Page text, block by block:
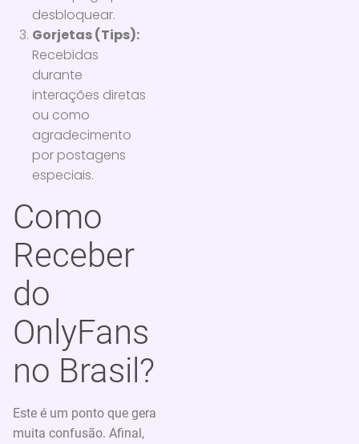
desbloquear.
Gorjetas (Tips):
Recebidas
durante
interações diretas
ou como
agradecimento
por postagens
especiais.
Como
Receber
do
OnlyFans
no Brasil?
Este é um ponto que gera
muita confusão. Afinal,